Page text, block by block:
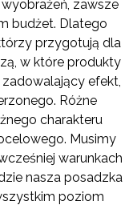
zawsze
budżet. Dlatego
przygotują dla
w które produkty
efekt,
Różne
charakteru
Musimy
warunkach
nasza posadzka
poziom